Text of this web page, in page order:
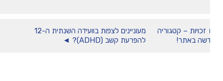
– קטגוריה
באתר!
מעוניינים לצפות בוועידה השנתית ה-12
להפרעת קשב (ADHD)? ◄